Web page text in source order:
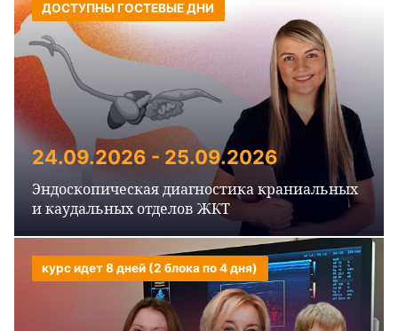
ДОСТУПНЫ ГОСТЕВЫЕ ДНИ
24.09.2026 - 25.09.2026
Эндоскопическая диагностика краниальных
и каудальных отделов ЖКТ
курс идет 8 дней (2 блока по 4 дня)